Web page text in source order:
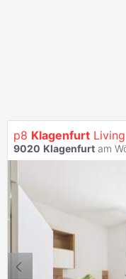
p8 Klagenfurt Living - 4.5-
9020 Klagenfurt am